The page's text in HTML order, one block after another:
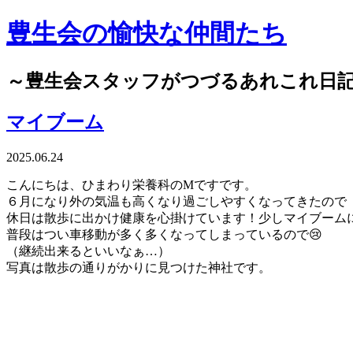
豊生会の愉快な仲間たち
～豊生会スタッフがつづるあれこれ日
マイブーム
2025.06.24
こんにちは、ひまわり栄養科のMですです。
６月になり外の気温も高くなり過ごしやすくなってきたので
休日は散歩に出かけ健康を心掛けています！少しマイブーム
普段はつい車移動が多く多くなってしまっているので😢
（継続出来るといいなぁ…）
写真は散歩の通りがかりに見つけた神社です。